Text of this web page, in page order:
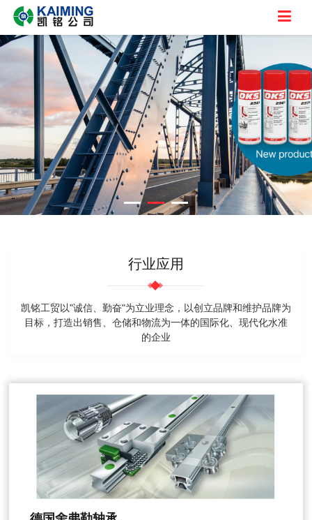
行业应用
凯铭工贸以"诚信、勤奋"为立业理念，以创立品牌和维护品牌为
目标，打造出销售、仓储和物流为一体的国际化、现代化水准
的企业